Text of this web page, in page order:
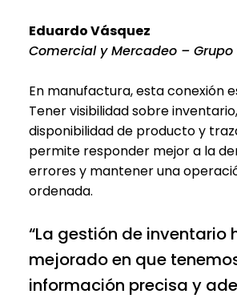
Eduardo Vásquez
Comercial y Mercadeo – Grupo
En manufactura, esta conexión
Tener visibilidad sobre
disponibilidad de producto y
permite responder mejor a la
errores y mantener una
ordenada.
“La gestión de inventario
mejorado en que
información precisa y